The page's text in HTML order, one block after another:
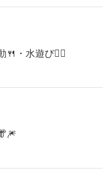
🍴・水遊び🏊‍♂️